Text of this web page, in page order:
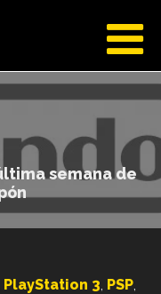
semana de
PlayStation 3 PSP